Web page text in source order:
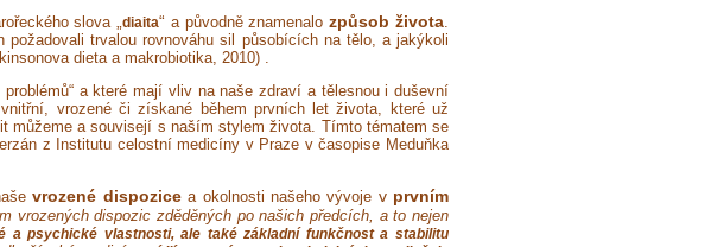
slova „diaita“ a původně znamenalozpůsob života.
trvalou rovnováhu sil působících na tělo, a jakýkoli
dieta a makrobiotika, 2010) .
a které mají vliv na naše zdraví a tělesnou i duševní
vrozené či získané během prvních let života, které už
můžeme a souvisejí s naším stylem života. Tímto tématem se
z Institutu celostní medicíny v Praze v časopise Meduňka
vrozené dispozicea okolnosti našeho vývoje v prvním
vrozených dispozic zděděných po našich předcích, a to nejen
a psychické vlastnosti, ale také základní funkčnost a stabilitu